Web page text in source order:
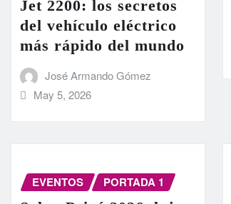
Jet 2200: los secretos
del vehículo eléctrico
más rápido del mundo
José Armando Gómez
May 5, 2026
EVENTOS PORTADA 1